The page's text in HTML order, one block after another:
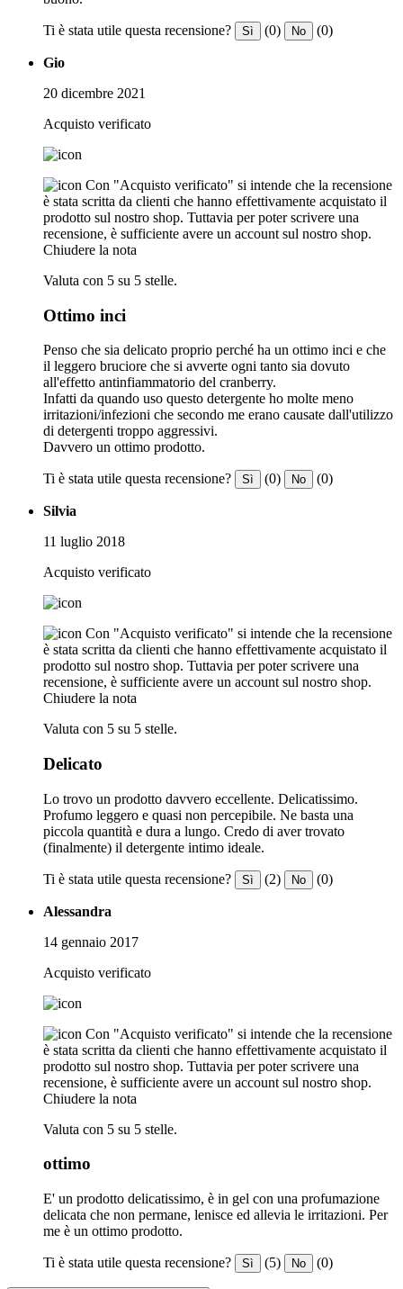
Ti è stata utile questa recensione? Sì (0) No (0)
Gio
20 dicembre 2021
Acquisto verificato
Con "Acquisto verificato" si intende che la recensione
è stata scritta da clienti che hanno effettivamente acquistato il
prodotto sul nostro shop. Tuttavia per poter scrivere una
recensione, è sufficiente avere un account sul nostro shop.
Chiudere la nota
Valuta con 5 su 5 stelle.
Ottimo inci
Penso che sia delicato proprio perché ha un ottimo inci e che
il leggero bruciore che si avverte ogni tanto sia dovuto
all'effetto antinfiammatorio del cranberry.
Infatti da quando uso questo detergente ho molte meno
irritazioni/infezioni che secondo me erano causate dall'utilizzo
di detergenti troppo aggressivi.
Davvero un ottimo prodotto.
Ti è stata utile questa recensione? Sì (0) No (0)
Silvia
11 luglio 2018
Acquisto verificato
Con "Acquisto verificato" si intende che la recensione
è stata scritta da clienti che hanno effettivamente acquistato il
prodotto sul nostro shop. Tuttavia per poter scrivere una
recensione, è sufficiente avere un account sul nostro shop.
Chiudere la nota
Valuta con 5 su 5 stelle.
Delicato
Lo trovo un prodotto davvero eccellente. Delicatissimo.
Profumo leggero e quasi non percepibile. Ne basta una
piccola quantità e dura a lungo. Credo di aver trovato
(finalmente) il detergente intimo ideale.
Ti è stata utile questa recensione? Sì (2) No (0)
Alessandra
14 gennaio 2017
Acquisto verificato
Con "Acquisto verificato" si intende che la recensione
è stata scritta da clienti che hanno effettivamente acquistato il
prodotto sul nostro shop. Tuttavia per poter scrivere una
recensione, è sufficiente avere un account sul nostro shop.
Chiudere la nota
Valuta con 5 su 5 stelle.
ottimo
E' un prodotto delicatissimo, è in gel con una profumazione
delicata che non permane, lenisce ed allevia le irritazioni. Per
me è un ottimo prodotto.
Ti è stata utile questa recensione? Sì (5) No (0)